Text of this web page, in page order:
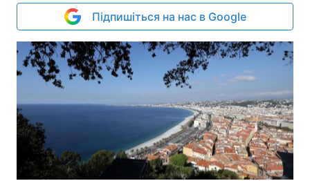
Підпишіться на нас в Google